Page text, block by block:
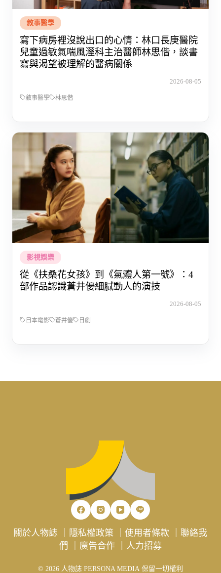
敘事醫學
寫下病房裡沒說出口的心情：林口長庚醫院
兒童過敏氣喘風溼科主治醫師林思偕，談書
寫與渴望被理解的醫病關係
2026-08-05
敘事醫學 林思偕
影視娛樂
從《扶桑花女孩》到《氣體人第一號》：4
部作品認識蒼井優細膩動人的演技
2026-08-05
日本電影 蒼井優 日劇
關於人物誌 隱私權政策 ｜使用者條款 ｜聯絡我
們
廣告合作｜ 人力招募
© 2026 人物誌 PERSONA MEDIA 保留一切權利